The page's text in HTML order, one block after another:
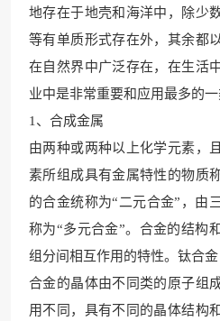
地存在于地壳和海洋中，除少
等有单质形式存在外，其余都
在自然界中广泛存在，在生活
业中是非常重要和应用最多的一
1、合成金属
由两种或两种以上化学元素，
素所组成具有金属特性的物质
的合金统称为“二元合金”，由
称为“多元合金”。合金的结构和
组分间 相互作用的特性。钛合金
合金的晶体由不同类的原子组
用不同 ，具有不同的晶体结构